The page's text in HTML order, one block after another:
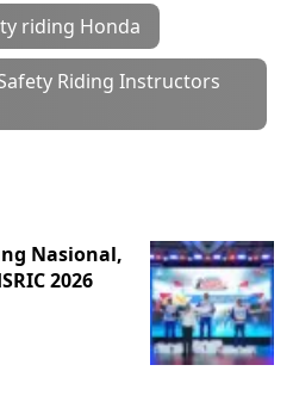
riding Honda
Riding Instructors
Nasional,
2026